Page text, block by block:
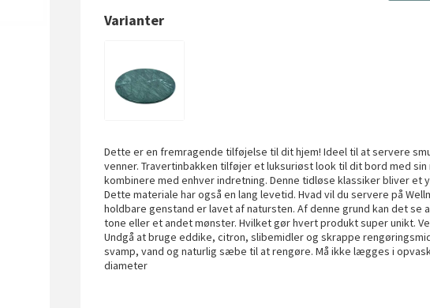
Varianter
Dette er en fremragende tilføjelse til dit hjem! Ideel til at servere
venner. Travertinbakken tilføjer et luksuriøst look til dit bord med sin
kombinere med enhver indretning. Denne tidløse klassiker bliver et
Dette materiale har også en lang levetid. Hvad vil du servere på
holdbare genstand er lavet af natursten. Af denne grund kan det se
tone eller et andet mønster. Hvilket gør hvert produkt super unikt.
Undgå at bruge eddike, citron, slibemidler og skrappe
svamp, vand og naturlig sæbe til at rengøre. Må ikke lægges i
diameter